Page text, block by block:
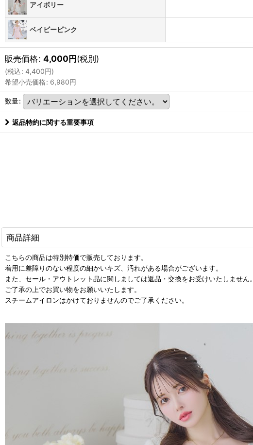
アイボリー
ベイビーピンク
販売価格: 4,000円(税別)
(税込: 4,400円)
希望小売価格: 6,980円
数量:
返品特約に関する重要事項
商品詳細
こちらの商品は特別特価で販売しております。
着用に差障りのない程度の細かいキズ、汚れがある場合がございます。
また、セール・アウトレット品に関しましては返品・交換をお受けいたしません。
ご了承の上でお買い物をお願いいたします。
スチームアイロンはかけておりませんのでご了承ください。